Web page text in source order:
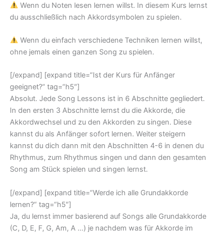
Wenn du Noten lesen lernen willst. In diesem Kurs lernst
du ausschließlich nach Akkordsymbolen zu spielen.
Wenn du einfach verschiedene Techniken lernen willst,
ohne jemals einen ganzen Song zu spielen.
[/expand] [expand title=“Ist der Kurs für Anfänger
geeignet?“ tag=“h5″]
Absolut. Jede Song Lessons ist in 6 Abschnitte gegliedert.
In den ersten 3 Abschnitte lernst du die Akkorde, die
Akkordwechsel und zu den Akkorden zu singen. Diese
kannst du als Anfänger sofort lernen. Weiter steigern
kannst du dich dann mit den Abschnitten 4-6 in denen du
Rhythmus, zum Rhythmus singen und dann den gesamten
Song am Stück spielen und singen lernst.
[/expand] [expand title=“Werde ich alle Grundakkorde
lernen?“ tag=“h5″]
Ja, du lernst immer basierend auf Songs alle Grundakkorde
(C, D, E, F, G, Am, A …) je nachdem was für Akkorde im